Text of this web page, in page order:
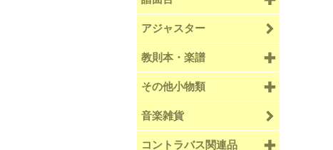
アジャスター
教則本・楽譜
その他小物類
音楽雑貨
コントラバス関連品